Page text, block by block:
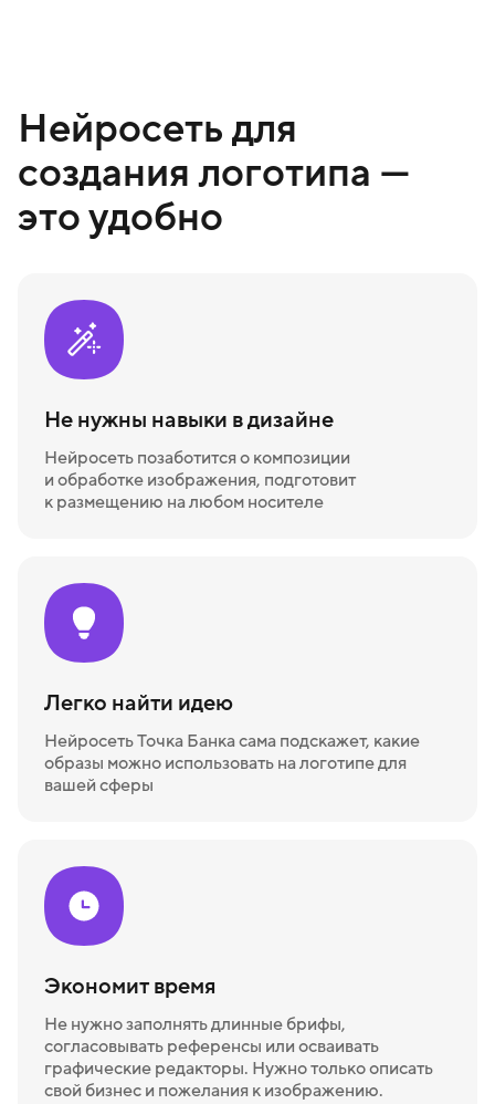
Нейросеть для
создания логотипа —
это удобно
Не нужны навыки в дизайне
Нейросеть позаботится о композиции
и обработке изображения, подготовит
к размещению на любом носителе
Легко найти идею
Нейросеть Точка Банка сама подскажет, какие
образы можно использовать на логотипе для
вашей сферы
Экономит время
Не нужно заполнять длинные брифы,
согласовывать референсы или осваивать
графические редакторы. Нужно только описать
свой бизнес и пожелания к изображению.